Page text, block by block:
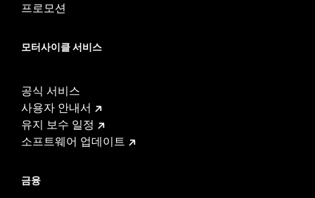
프로모션
모터사이클 서비스
공식 서비스
사용자 안내서
유지 보수 일정
소프트웨어 업데이트
금융